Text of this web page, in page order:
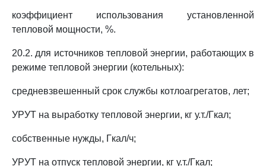
коэффициент использования установленной
тепловой мощности, %.
20.2. для источников тепловой энергии, работающих в
режиме тепловой энергии (котельных):
средневзвешенный срок службы котлоагрегатов, лет;
УРУТ на выработку тепловой энергии, кг у.т./Гкал;
собственные нужды, Гкал/ч;
УРУТ на отпуск тепловой энергии, кг у.т./Гкал;